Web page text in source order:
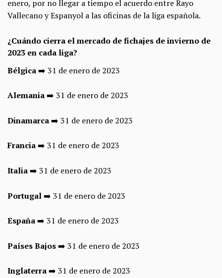
enero, por no llegar a tiempo el acuerdo entre Rayo
Vallecano y Espanyol a las oficinas de la liga española.
¿Cuándo cierra el mercado de fichajes de invierno de
2023 en cada liga?
Bélgica➡️ 31 de enero de 2023
Alemania➡️ 31 de enero de 2023
Dinamarca➡️ 31 de enero de 2023
Francia➡️ 31 de enero de 2023
Italia➡️ 31 de enero de 2023
Portugal➡️ 31 de enero de 2023
España➡️ 31 de enero de 2023
Países Bajos➡️ 31 de enero de 2023
Inglaterra➡️ 31 de enero de 2023